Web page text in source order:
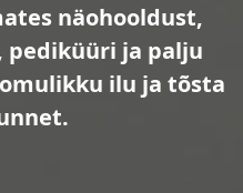
näohooldust,
ja palju
ilu ja tõsta